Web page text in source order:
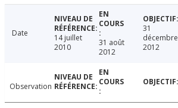
Date
14 juillet
2010
31 août
2012
31
décembre
2012
Observation